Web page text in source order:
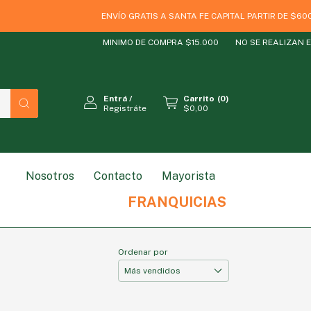
ENVÍO GRATIS A SANTA FE CAPITAL PARTIR DE
MINIMO DE COMPRA $15.000 NO SE REALIZAN
Entrá/
Registráte
Carrito (0)
$0,00
Nosotros Contacto Mayorista
FRANQUICIAS
Ordenar por